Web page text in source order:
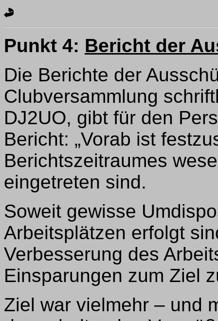
Punkt 4: Bericht der
Die Berichte der
Clubversammlung
DJ2UO, gibt für den
Bericht: „Vorab ist
Berichtszeitraumes
eingetreten sind.
Soweit gewisse
Arbeitsplätzen erfolgt
Verbesserung des
Einsparungen zum Ziel
Ziel war vielmehr – und